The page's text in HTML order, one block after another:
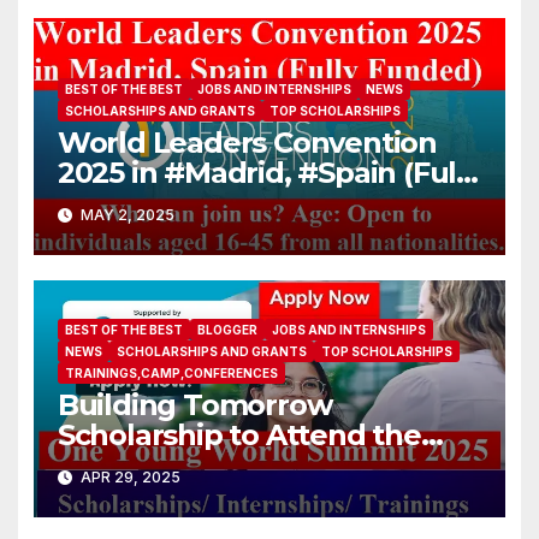
attaches?
BEST OF THE BEST JOBS AND INTERNSHIPS
NEWS
SCHOLARSHIPS AND GRANTS
TOP SCHOLARSHIPS
World Leaders Convention
2025 in #Madrid, #Spain (Fully
Funded)
MAY 2, 2025
BEST OF THE BEST BLOGGER
JOBS AND INTERNSHIPS
NEWS
SCHOLARSHIPS AND GRANTS
TOP SCHOLARSHIPS
TRAININGS,CAMP,CONFERENCES
Building Tomorrow
Scholarship to Attend the
One Young World Summit
2025 (Fully-funded to
#Munich, #Germany)
APR 29, 2025